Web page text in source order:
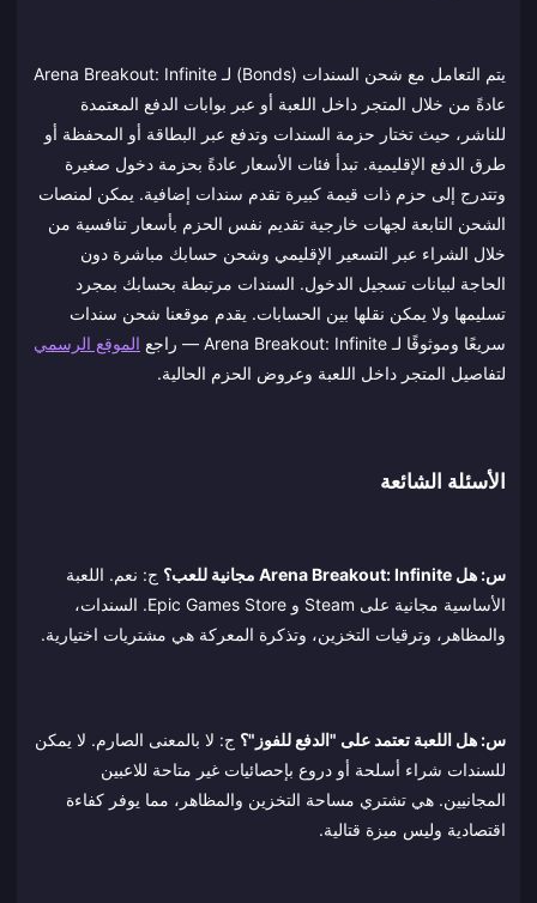
يتم التعامل مع شحن السندات (Bonds) لـ Arena Breakout: Infinite
عادةً من خلال المتجر داخل اللعبة أو عبر بوابات الدفع المعتمدة
للناشر، حيث تختار حزمة السندات وتدفع عبر البطاقة أو المحفظة أو
طرق الدفع الإقليمية. تبدأ فئات الأسعار عادةً بحزمة دخول صغيرة
وتتدرج إلى حزم ذات قيمة كبيرة تقدم سندات إضافية. يمكن لمنصات
الشحن التابعة لجهات خارجية تقديم نفس الحزم بأسعار تنافسية من
خلال الشراء عبر التسعير الإقليمي وشحن حسابك مباشرة دون
الحاجة لبيانات تسجيل الدخول. السندات مرتبطة بحسابك بمجرد
تسليمها ولا يمكن نقلها بين الحسابات. يقدم موقعنا شحن سندات
سريعًا وموثوقًا لـ Arena Breakout: Infinite — راجع
الموقع الرسمي
لتفاصيل المتجر داخل اللعبة وعروض الحزم الحالية.
الأسئلة الشائعة
س: هل Arena Breakout: Infinite مجانية للعب؟
ج: نعم. اللعبة
الأساسية مجانية على Steam و Epic Games Store. السندات،
والمظاهر، وترقيات التخزين، وتذكرة المعركة هي مشتريات اختيارية.
س: هل اللعبة تعتمد على "الدفع للفوز"؟ ج: لا بالمعنى الصارم. لا يمكن
للسندات شراء أسلحة أو دروع بإحصائيات غير متاحة للاعبين
المجانيين. هي تشتري مساحة التخزين والمظاهر، مما يوفر كفاءة
اقتصادية وليس ميزة قتالية.